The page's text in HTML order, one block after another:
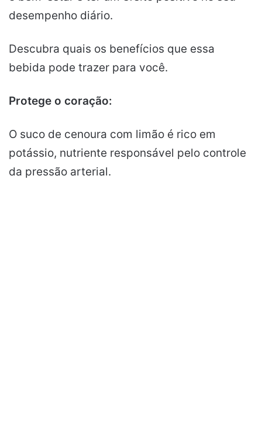
desempenho diário.
Descubra quais os benefícios que essa
bebida pode trazer para você.
Protege o coração:
O suco de cenoura com limão é rico em
potássio, nutriente responsável pelo controle
da pressão arterial.